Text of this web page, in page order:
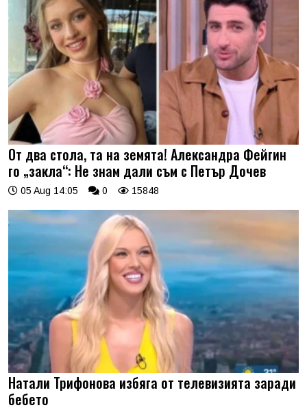
От два стола, та на земята! Александра Фейгин
го „закла“: Не знам дали съм с Петър Дочев
05 Aug 14:05 0 15848
Натали Трифонова избяга от телевизията заради
бебето